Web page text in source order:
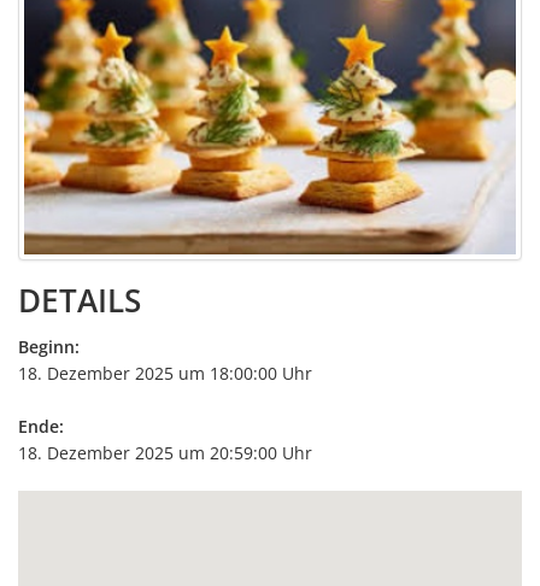
DETAILS
Beginn:
18. Dezember 2025 um 18:00:00 Uhr
Ende:
18. Dezember 2025 um 20:59:00 Uhr